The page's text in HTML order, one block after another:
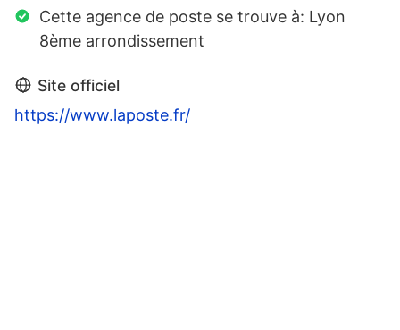
Cette agence de poste se trouve à: Lyon
8ème arrondissement
Site officiel
https://www.laposte.fr/